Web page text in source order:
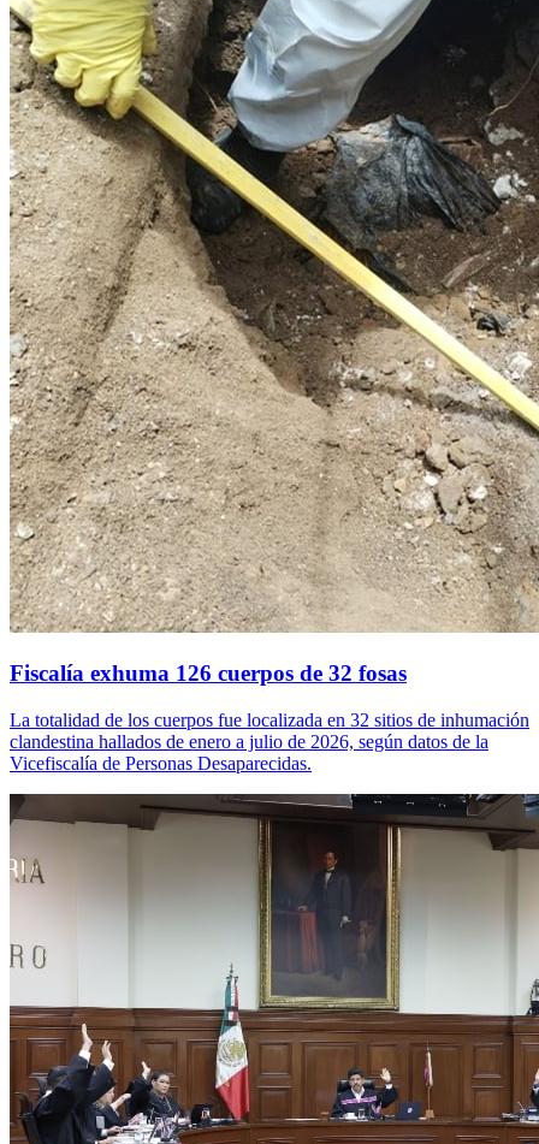
Fiscalía exhuma 126 cuerpos de 32 fosas
La totalidad de los cuerpos fue localizada en 32 sitios de inhumación
clandestina hallados de enero a julio de 2026, según datos de la
Vicefiscalía de Personas Desaparecidas.